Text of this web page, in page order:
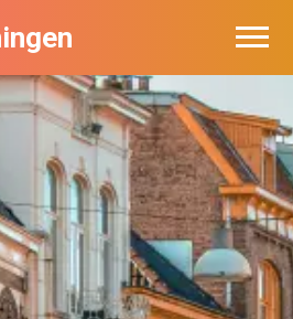
in Groningen